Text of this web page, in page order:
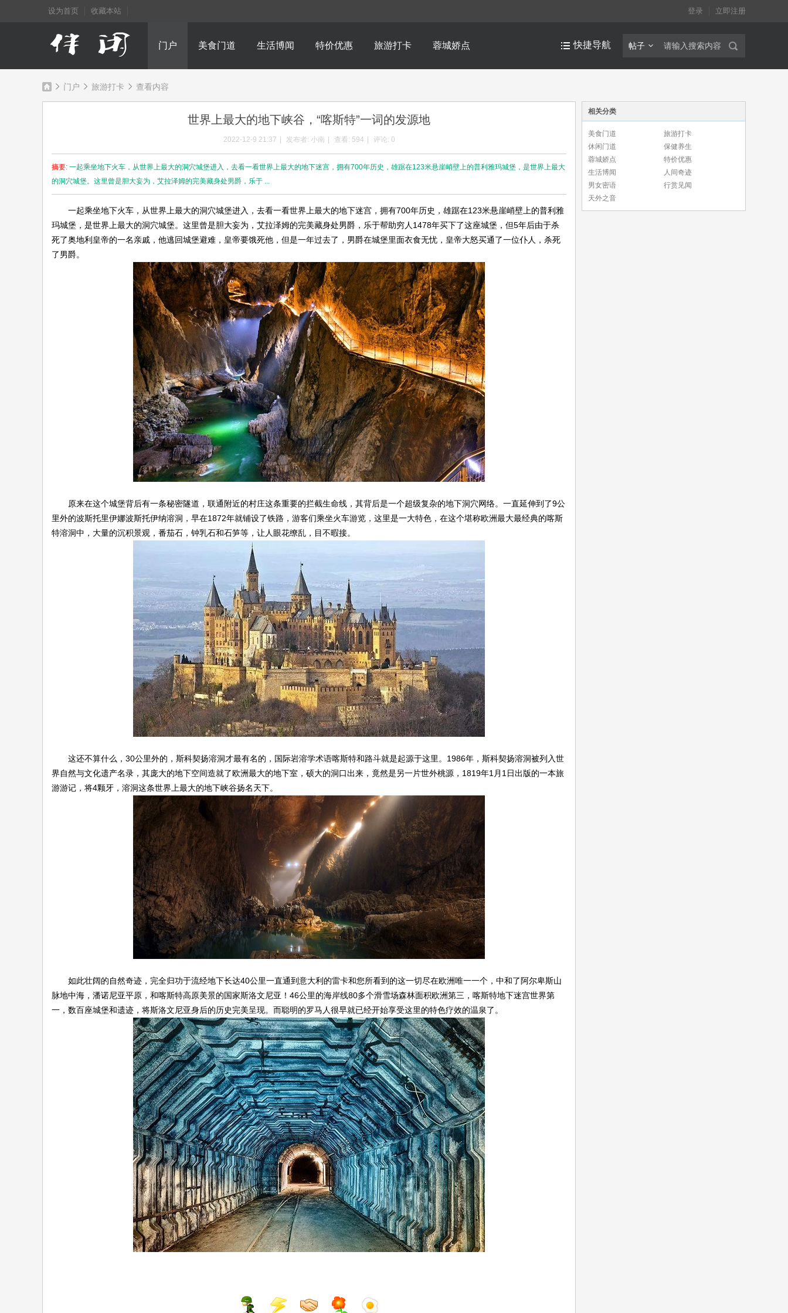
设为首页 收藏本站 登录 立即注册
门户 美食门道 生活博闻 特价优惠 旅游打卡 蓉城娇点 帖子
快捷导航
门户 旅游打卡 查看内容
世界上最大的地下峡谷，“喀斯特”一词的发源地
2022-12-9 21:37 发布者: 小南 查看: 594 评论: 0
摘要: 一起乘坐地下火车，从世界上最大的洞穴城堡进入，去看一看世界上最大的地下迷宫，拥有700年历史，雄踞在123米悬崖峭壁上的普利雅玛城堡，是世界上最大
的洞穴城堡。这里曾是胆大妄为，艾拉泽姆的完美藏身处男爵，乐于 ...
一起乘坐地下火车，从世界上最大的洞穴城堡进入，去看一看世界上最大的地下迷宫，拥有700年历史，雄踞在123米悬崖峭壁上的普利雅
玛城堡，是世界上最大的洞穴城堡。这里曾是胆大妄为，艾拉泽姆的完美藏身处男爵，乐于帮助穷人1478年买下了这座城堡，但5年后由于杀
死了奥地利皇帝的一名亲戚，他逃回城堡避难，皇帝要饿死他，但是一年过去了，男爵在城堡里面衣食无忧，皇帝大怒买通了一位仆人，杀死
了男爵。
原来在这个城堡背后有一条秘密隧道，联通附近的村庄这条重要的拦截生命线，其背后是一个超级复杂的地下洞穴网络。一直延伸到了9公
里外的波斯托里伊娜波斯托伊纳溶洞，早在1872年就铺设了铁路，游客们乘坐火车游览，这里是一大特色，在这个堪称欧洲最大最经典的喀斯
特溶洞中，大量的沉积景观，番茄石，钟乳石和石笋等，让人眼花缭乱，目不暇接。
这还不算什么，30公里外的，斯科契扬溶洞才最有名的，国际岩溶学术语喀斯特和路斗就是起源于这里。1986年，斯科契扬溶洞被列入世
界自然与文化遗产名录，其庞大的地下空间造就了欧洲最大的地下室，硕大的洞口出来，竟然是另一片世外桃源，1819年1月1日出版的一本旅
游游记，将4颗牙，溶洞这条世界上最大的地下峡谷扬名天下。
如此壮阔的自然奇迹，完全归功于流经地下长达40公里一直通到意大利的雷卡和您所看到的这一切尽在欧洲唯一一个，中和了阿尔卑斯山
脉地中海，潘诺尼亚平原，和喀斯特高原美景的国家斯洛文尼亚！46公里的海岸线80多个滑雪场森林面积欧洲第三，喀斯特地下迷宫世界第
一，数百座城堡和遗迹，将斯洛文尼亚身后的历史完美呈现。而聪明的罗马人很早就已经开始享受这里的特色疗效的温泉了。
相关分类
美食门道
旅游打卡
休闲门道
保健养生
蓉城娇点
特价优惠
生活博闻
人间奇迹
男女密语
行赏见闻
天外之音